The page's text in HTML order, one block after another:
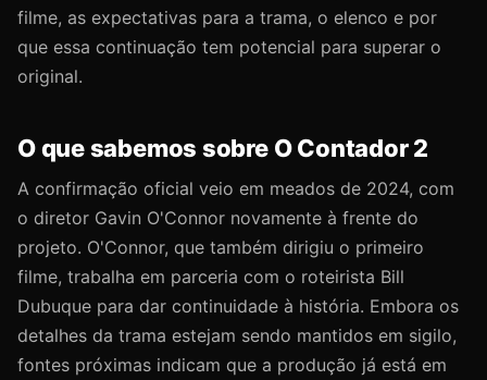
filme, as expectativas para a trama, o elenco e por
que essa continuação tem potencial para superar o
original.
O que sabemos sobre O Contador 2
A confirmação oficial veio em meados de 2024, com
o diretor Gavin O'Connor novamente à frente do
projeto. O'Connor, que também dirigiu o primeiro
filme, trabalha em parceria com o roteirista Bill
Dubuque para dar continuidade à história. Embora os
detalhes da trama estejam sendo mantidos em sigilo,
fontes próximas indicam que a produção já está em